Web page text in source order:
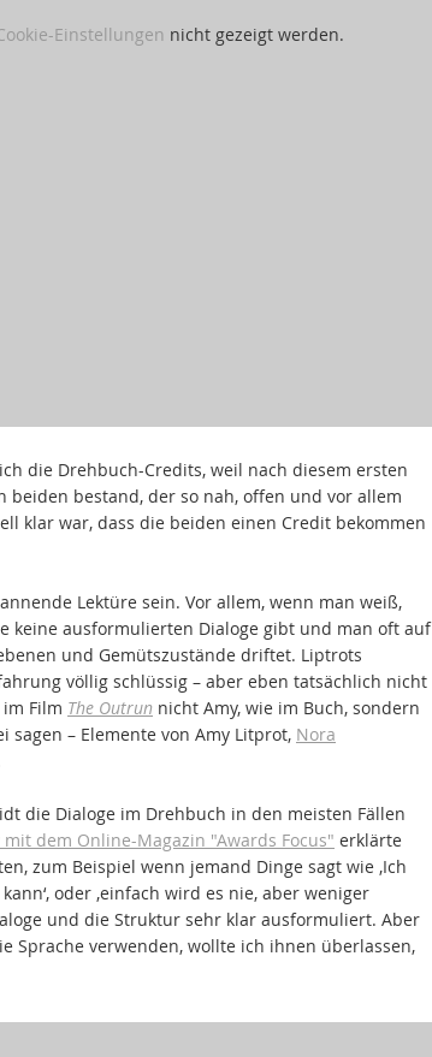
Einstellungen nicht gezeigt werden.
die Drehbuch-Credits, weil nach diesem ersten
beiden bestand, der so nah, offen und vor allem
klar war, dass die beiden einen Credit bekommen
Lektüre sein. Vor allem, wenn man weiß,
keine ausformulierten Dialoge gibt und man oft auf
und Gemütszustände driftet. Liptrots
völlig schlüssig – aber eben tatsächlich nicht
Film The Outrun nicht Amy, wie im Buch, sondern
sagen – Elemente von Amy Litprot, Nora
die Dialoge im Drehbuch in den meisten Fällen
dem Online-Magazin "Awards Focus" erklärte
zum Beispiel wenn jemand Dinge sagt wie ‚Ich
oder ‚einfach wird es nie, aber weniger
und die Struktur sehr klar ausformuliert. Aber
Sprache verwenden, wollte ich ihnen überlassen,